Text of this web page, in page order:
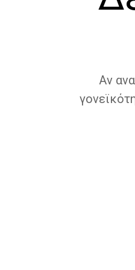
Αν